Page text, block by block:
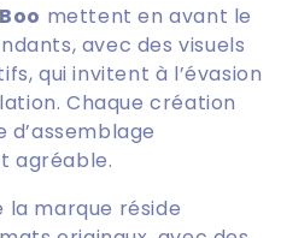
mettent en avant le
avec des visuels
qui invitent à l’évasion
Chaque création
agréable.
la marque réside